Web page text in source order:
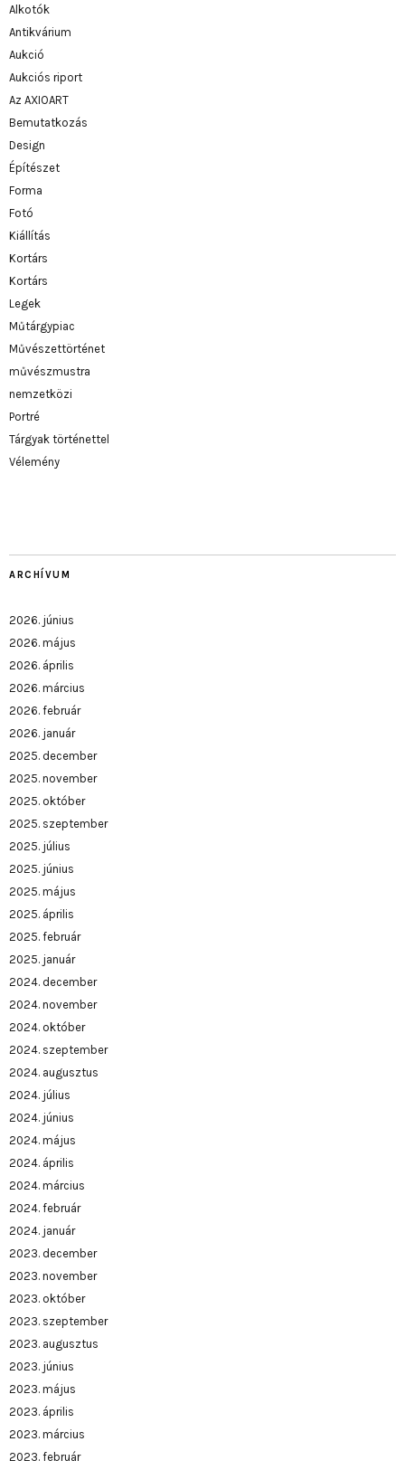
Alkotók
Antikvárium
Aukció
Aukciós riport
Az AXIOART
Bemutatkozás
Design
Építészet
Forma
Fotó
Kiállítás
Kortárs
Kortárs
Legek
Műtárgypiac
Művészettörténet
művészmustra
nemzetközi
Portré
Tárgyak történettel
Vélemény
ARCHÍVUM
2026. június
2026. május
2026. április
2026. március
2026. február
2026. január
2025. december
2025. november
2025. október
2025. szeptember
2025. július
2025. június
2025. május
2025. április
2025. február
2025. január
2024. december
2024. november
2024. október
2024. szeptember
2024. augusztus
2024. július
2024. június
2024. május
2024. április
2024. március
2024. február
2024. január
2023. december
2023. november
2023. október
2023. szeptember
2023. augusztus
2023. június
2023. május
2023. április
2023. március
2023. február